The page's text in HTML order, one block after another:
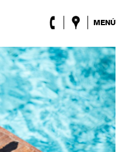
MENÚ